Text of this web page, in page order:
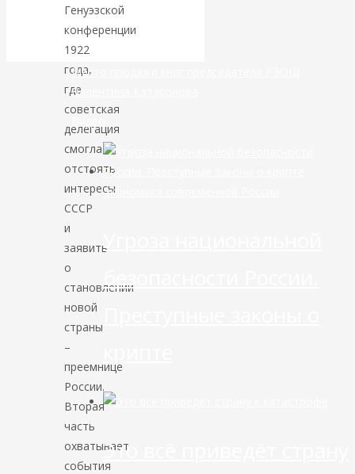
уже начался
Генуэзской
конференции
1922
года,
где
советская
делегация
смогла
отстоять
интересы
СССР
и
заявить
о
становлении
новой
страны
–
преемнице
России.
Вторая
часть
охватывает
события
Место продажи книг председателя РЭОШ
Валентина Катасонова
Экономика современной России
Это всё приведёт страну